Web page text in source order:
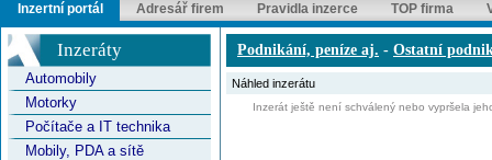
Inzertní portál Adresář firem Pravidla inzerce TOP firma
Inzeráty
Automobily
Motorky
Počítače a IT technika
Mobily, PDA a sítě
Podnikání, peníze aj. - Ostatní
Náhled inzerátu
Inzerát ještě není schválený nebo vypršela